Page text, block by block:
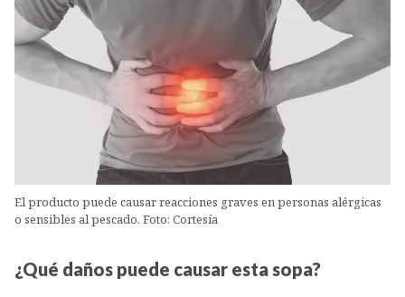
El producto puede causar reacciones graves en personas alérgicas
o sensibles al pescado. Foto: Cortesía
¿Qué daños puede causar esta sopa?